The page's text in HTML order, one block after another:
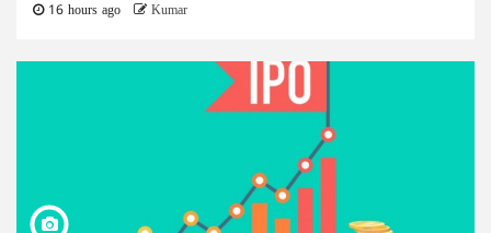
16 hours ago Kumar